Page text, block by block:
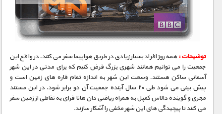
مستند های اختصاصی
توضیحات : همه روز افراد بسیار زیادی در طریق هواپیما سفر می کنند. در واقع این
جمعیت را می توانیم همانند شهری بزرگ فرض کنیم که برای مدتی در این شهر
آسمانی ساکن هستند. وسعت این شهر به اندازه تمام قاره های زمین است و
پیش بینی می شود طی ۲۰ سال آینده جمعیت آن دو برابر شود. در این مستند
مجری و گوینده دالاس کمپل به همراه ریاضی دان هانا فرای به نقاطی از زمین سفر
می کنند تا پیچیدگی های این شهر مخفی را آشکار سازند.